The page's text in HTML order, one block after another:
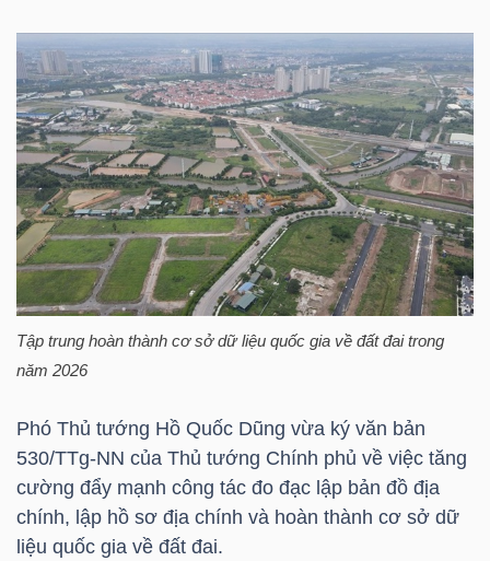
Tập trung hoàn thành cơ sở dữ liệu quốc gia về đất đai trong
năm 2026
Phó Thủ tướng Hồ Quốc Dũng vừa ký văn bản
530/TTg-NN của Thủ tướng Chính phủ về việc tăng
cường đẩy mạnh công tác đo đạc lập bản đồ địa
chính, lập hồ sơ địa chính và hoàn thành cơ sở dữ
liệu quốc gia về đất đai.
TÀI
CHÍNH
HÀNG
HÓA
TẾ
THẾ
GIỚI